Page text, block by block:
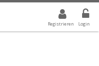
Registrieren Login
WERT IST ALLE